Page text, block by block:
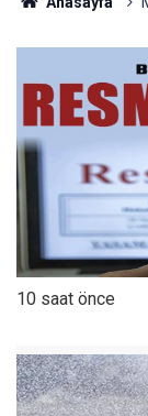
10 saat önce